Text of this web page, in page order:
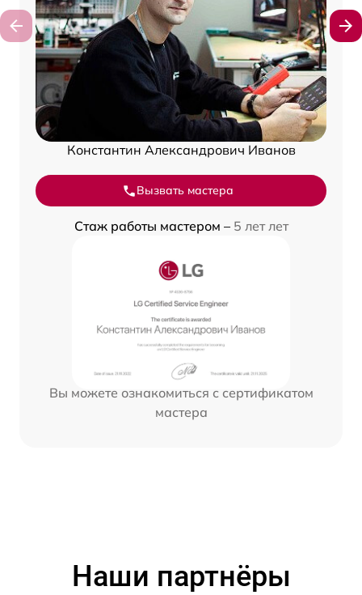
Константин Александрович Иванов
Вызвать мастера
Стаж работы мастером – 5 лет лет
Вы можете ознакомиться с сертификатом
мастера
Наши партнёры